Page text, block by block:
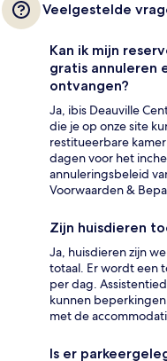
Veelgestelde
Kan ik mijn
gratis annuleren
ontvangen?
Ja, ibis Deauville
die je op onze site
restitueerbare
dagen voor het
annuleringsbeleid
Voorwaarden &
Zijn huisdieren
Ja, huisdieren zijn
totaal. Er wordt een
per dag.
kunnen
met de
Is er